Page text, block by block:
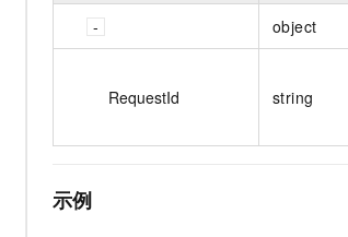
object
RequestId string
示例